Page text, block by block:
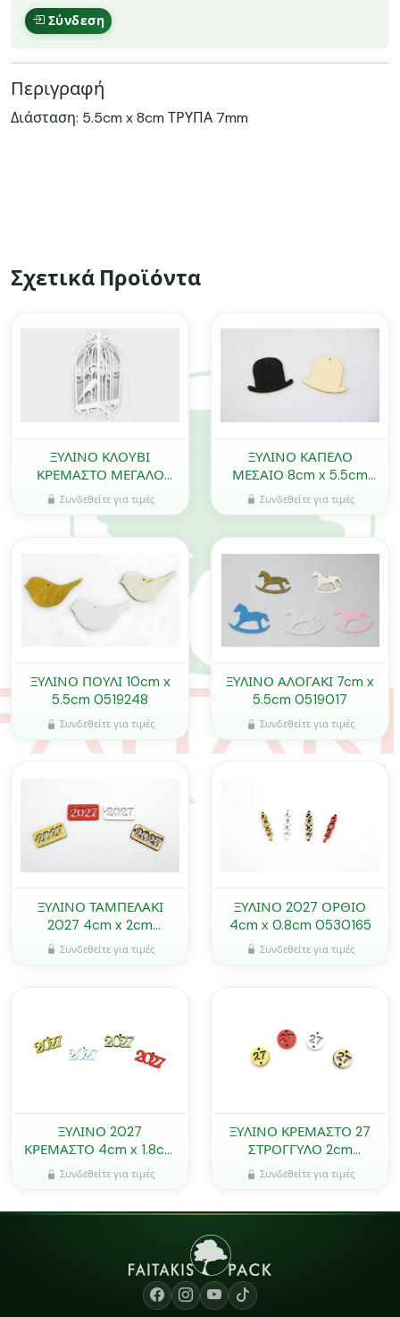
Σύνδεση
Περιγραφή
Διάσταση: 5.5cm x 8cm ΤΡΥΠΑ 7mm
Σχετικά Προϊόντα
ΞΥΛΙΝΟ ΚΛΟΥΒΙ
ΚΡΕΜΑΣΤΟ ΜΕΓΑΛΟ
35cm x 18cm 0519574
Συνδεθείτε για τιμές
ΞΥΛΙΝΟ ΚΑΠΕΛΟ
ΜΕΣΑΙΟ 8cm x 5.5cm
0519511
Συνδεθείτε για τιμές
ΞΥΛΙΝΟ ΠΟΥΛΙ 10cm x
5.5cm 0519248
Συνδεθείτε για τιμές
ΞΥΛΙΝΟ ΑΛΟΓΑΚΙ 7cm x
5.5cm 0519017
Συνδεθείτε για τιμές
ΞΥΛΙΝΟ ΤΑΜΠΕΛΑΚΙ
2027 4cm x 2cm
0530164
Συνδεθείτε για τιμές
ΞΥΛΙΝΟ 2027 ΟΡΘΙΟ
4cm x 0.8cm 0530165
Συνδεθείτε για τιμές
ΞΥΛΙΝΟ 2027
ΚΡΕΜΑΣΤΟ 4cm x 1.8cm
0530166
Συνδεθείτε για τιμές
ΞΥΛΙΝΟ ΚΡΕΜΑΣΤΟ 27
ΣΤΡΟΓΓΥΛΟ 2cm
0530167
Συνδεθείτε για τιμές